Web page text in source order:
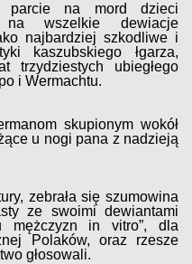
parcie na mord dzieci
wszelkie dewiacje
najbardziej szkodliwe i
kaszubskiego łgarza,
trzydziestych ubiegłego
i Wermachtu.
skupionym wokół
u nogi pana z nadzieją
zebrała się szumowina
ze swoimi dewiantami
mężczyzn in vitro”, dla
Polaków, oraz rzesze
głosowali.